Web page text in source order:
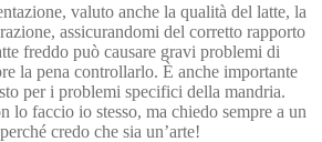
valuto anche la qualità del latte, la
assicurandomi del corretto rapporto
freddo può causare gravi problemi di
la pena controllarlo. È anche importante
per i problemi specifici della mandria.
lo faccio io stesso, ma chiedo sempre a un
credo che sia un’arte!